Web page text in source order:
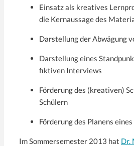
Einsatz als kreatives
die Kernaussage des
Darstellung der Abwägung
Darstellung eines
fiktiven Interviews
Förderung des (kreativen)
Schülern
Förderung des Planens
Im Sommersemester 2013 hat Dr.